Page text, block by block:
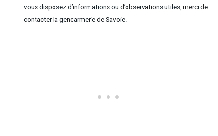
vous disposez d’informations ou d’observations utiles, merci de
contacter la gendarmerie de Savoie.